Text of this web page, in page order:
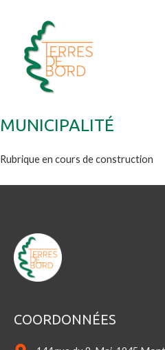
contenu
MUNICIPALITÉ
Rubrique en cours de construction
COORDONNÉES